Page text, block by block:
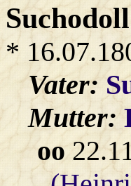
*
Vater:
Mutter:
oo